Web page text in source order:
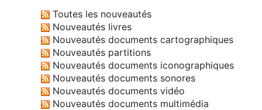
Toutes les nouveautés
Nouveautés livres
Nouveautés documents cartographiques
Nouveautés partitions
Nouveautés documents iconographiques
Nouveautés documents sonores
Nouveautés documents vidéo
Nouveautés documents multimédia